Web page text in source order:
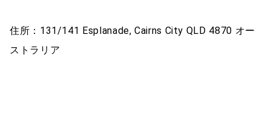
住所：131/141 Esplanade, Cairns City QLD 4870 オー
ストラリア